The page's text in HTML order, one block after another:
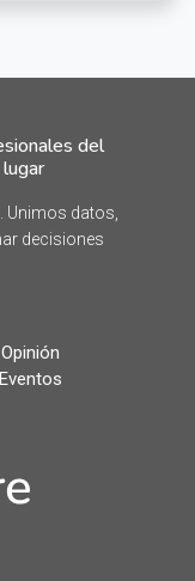
del
Unimos datos,
decisiones
Opinión
Eventos